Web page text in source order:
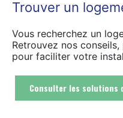
Trouver un
Vous recherchez un
Retrouvez nos
pour faciliter votre
Consulter les solutions